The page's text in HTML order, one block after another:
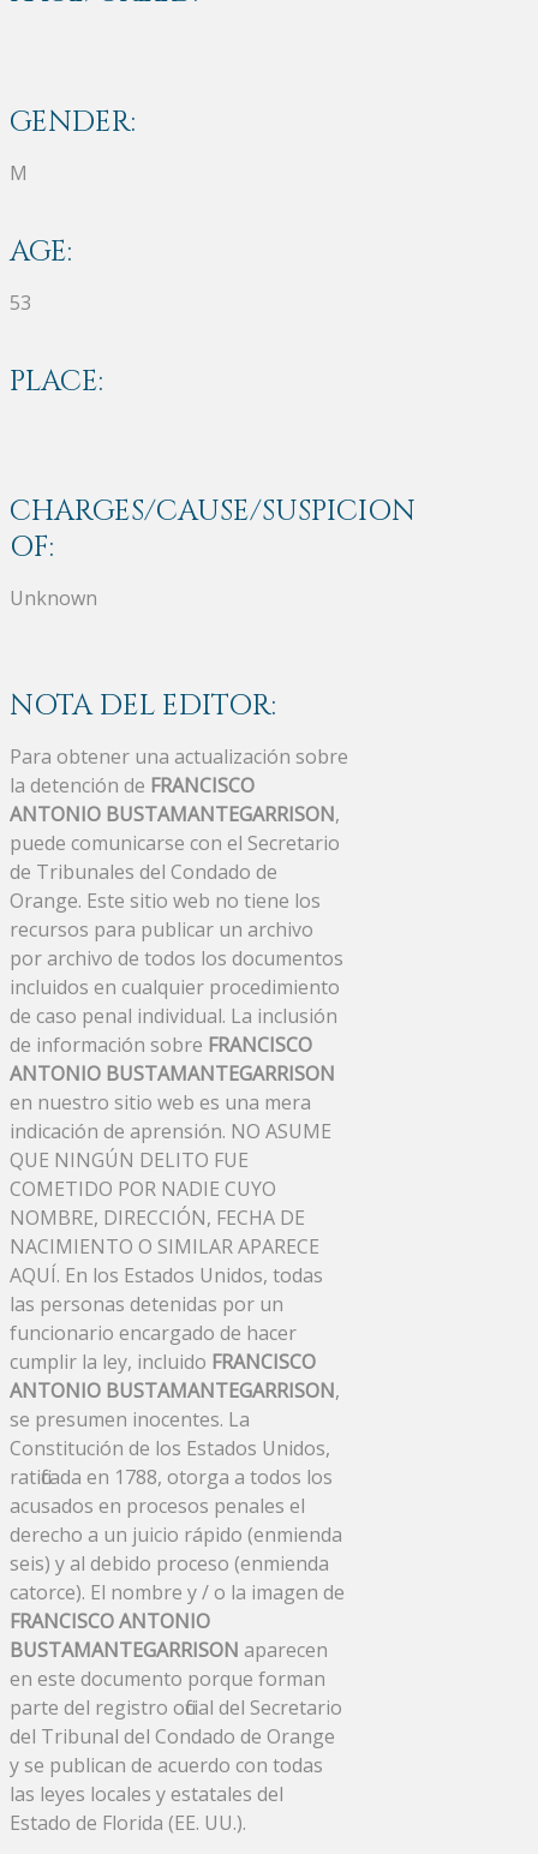
GENDER:
M
AGE:
53
PLACE:
CHARGES/CAUSE/SUSPICION
OF:
Unknown
NOTA DEL EDITOR:
Para obtener una actualización sobre
la detención de FRANCISCO
ANTONIO BUSTAMANTEGARRISON,
puede comunicarse con el Secretario
de Tribunales del Condado de
Orange. Este sitio web no tiene los
recursos para publicar un archivo
por archivo de todos los documentos
incluidos en cualquier procedimiento
de caso penal individual. La inclusión
de información sobre FRANCISCO
ANTONIO BUSTAMANTEGARRISON
en nuestro sitio web es una mera
indicación de aprensión. NO ASUME
QUE NINGÚN DELITO FUE
COMETIDO POR NADIE CUYO
NOMBRE, DIRECCIÓN, FECHA DE
NACIMIENTO O SIMILAR APARECE
AQUÍ. En los Estados Unidos, todas
las personas detenidas por un
funcionario encargado de hacer
cumplir la ley, incluido FRANCISCO
ANTONIO BUSTAMANTEGARRISON,
se presumen inocentes. La
Constitución de los Estados Unidos,
ratificada en 1788, otorga a todos los
acusados ​​en procesos penales el
derecho a un juicio rápido (enmienda
seis) y al debido proceso (enmienda
catorce). El nombre y / o la imagen de
FRANCISCO ANTONIO
BUSTAMANTEGARRISON aparecen
en este documento porque forman
parte del registro oficial del Secretario
del Tribunal del Condado de Orange
y se publican de acuerdo con todas
las leyes locales y estatales del
Estado de Florida (EE. UU.).